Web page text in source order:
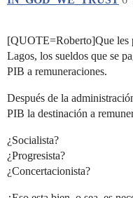
[QUOTE=Roberto]Que les
Lagos, los sueldos que se
PIB a remuneraciones.
Después de la
PIB la destinación a
¿Socialista?
¿Progresista?
¿Concertacionista?